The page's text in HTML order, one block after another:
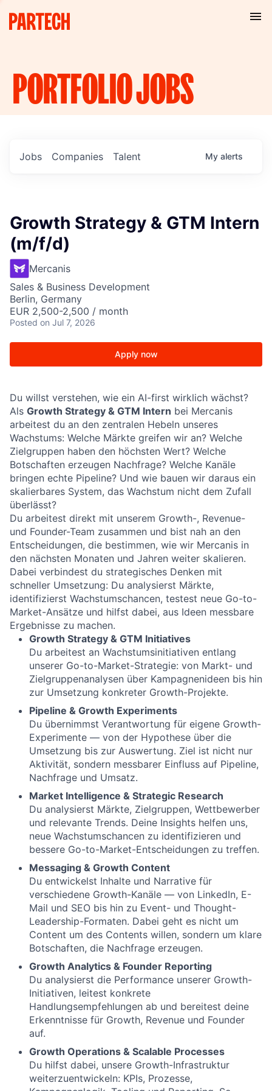
PORTFOLIOJOBS
Jobs Companies Talent My alerts
Growth Strategy & GTM Intern
(m/f/d)
Mercanis
Sales & Business Development
Berlin, Germany
EUR 2,500-2,500 / month
Posted on Jul 7, 2026
Apply now
Du willst verstehen, wie ein AI-first wirklich wächst?
Als Growth Strategy & GTM Intern bei Mercanis
arbeitest du an den zentralen Hebeln unseres
Wachstums: Welche Märkte greifen wir an? Welche
Zielgruppen haben den höchsten Wert? Welche
Botschaften erzeugen Nachfrage? Welche Kanäle
bringen echte Pipeline? Und wie bauen wir daraus ein
skalierbares System, das Wachstum nicht dem Zufall
überlässt?
Du arbeitest direkt mit unserem Growth-, Revenue-
und Founder-Team zusammen und bist nah an den
Entscheidungen, die bestimmen, wie wir Mercanis in
den nächsten Monaten und Jahren weiter skalieren.
Dabei verbindest du strategisches Denken mit
schneller Umsetzung: Du analysierst Märkte,
identifizierst Wachstumschancen, testest neue Go-to-
Market-Ansätze und hilfst dabei, aus Ideen messbare
Ergebnisse zu machen.
Growth Strategy & GTM Initiatives
Du arbeitest an Wachstumsinitiativen entlang
unserer Go-to-Market-Strategie: von Markt- und
Zielgruppenanalysen über Kampagnenideen bis hin
zur Umsetzung konkreter Growth-Projekte.
Pipeline & Growth Experiments
Du übernimmst Verantwortung für eigene Growth-
Experimente — von der Hypothese über die
Umsetzung bis zur Auswertung. Ziel ist nicht nur
Aktivität, sondern messbarer Einfluss auf Pipeline,
Nachfrage und Umsatz.
Market Intelligence & Strategic Research
Du analysierst Märkte, Zielgruppen, Wettbewerber
und relevante Trends. Deine Insights helfen uns,
neue Wachstumschancen zu identifizieren und
bessere Go-to-Market-Entscheidungen zu treffen.
Messaging & Growth Content
Du entwickelst Inhalte und Narrative für
verschiedene Growth-Kanäle — von LinkedIn, E-
Mail und SEO bis hin zu Event- und Thought-
Leadership-Formaten. Dabei geht es nicht um
Content um des Contents willen, sondern um klare
Botschaften, die Nachfrage erzeugen.
Growth Analytics & Founder Reporting
Du analysierst die Performance unserer Growth-
Initiativen, leitest konkrete
Handlungsempfehlungen ab und bereitest deine
Erkenntnisse für Growth, Revenue und Founder
auf.
Growth Operations & Scalable Processes
Du hilfst dabei, unsere Growth-Infrastruktur
weiterzuentwickeln: KPIs, Prozesse,